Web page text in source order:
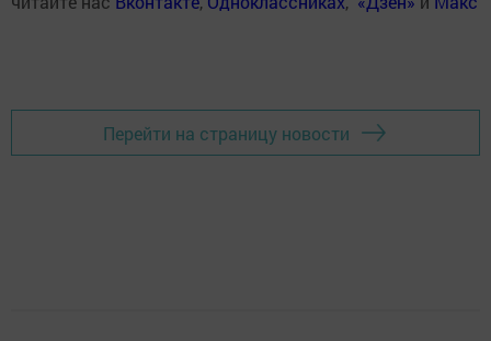
Перейти на страницу новости